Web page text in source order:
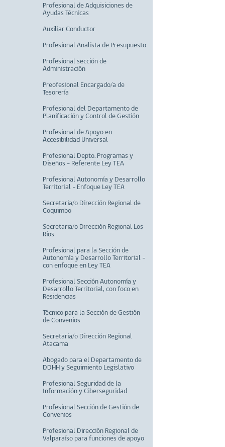
Profesional de Adquisiciones de
Ayudas Técnicas
Auxiliar Conductor
Profesional Analista de Presupuesto
Profesional sección de
Administración
Preofesional Encargado/a de
Tesorería
Profesional del Departamento de
Planificación y Control de Gestión
Profesional de Apoyo en
Accesibilidad Universal
Profesional Depto. Programas y
Diseños - Referente Ley TEA
Profesional Autonomía y Desarrollo
Territorial - Enfoque Ley TEA
Secretaria/o Dirección Regional de
Coquimbo
Secretaria/o Dirección Regional Los
Ríos
Profesional para la Sección de
Autonomía y Desarrollo Territorial –
con enfoque en Ley TEA
Profesional Sección Autonomía y
Desarrollo Territorial, con foco en
Residencias
Técnico para la Sección de Gestión
de Convenios
Secretaria/o Dirección Regional
Atacama
Abogado para el Departamento de
DDHH y Seguimiento Legislativo
Profesional Seguridad de la
Información y Ciberseguridad
Profesional Sección de Gestión de
Convenios
Profesional Dirección Regional de
Valparaíso para funciones de apoyo